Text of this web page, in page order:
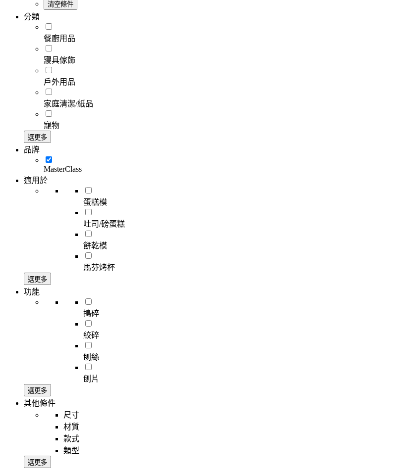
清空條件
分類
餐廚用品
寢具傢飾
戶外用品
家庭清潔/紙品
寵物
選更多
品牌
MasterClass
適用於
蛋糕模
吐司/磅蛋糕
餅乾模
馬芬烤杯
選更多
功能
搗碎
絞碎
刨絲
刨片
選更多
其他條件
尺寸
材質
款式
類型
選更多